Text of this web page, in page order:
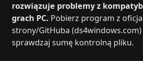
rozwiązuje problemy z
grach PC. Pobierz program z
strony/GitHuba (ds4windows.com)
sprawdzaj sumę kontrolną pliku.